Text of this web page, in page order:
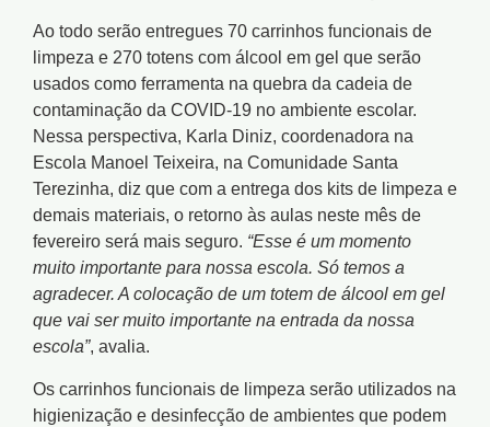
Ao todo serão entregues 70 carrinhos funcionais de
limpeza e 270 totens com álcool em gel que serão
usados como ferramenta na quebra da cadeia de
contaminação da COVID-19 no ambiente escolar.
Nessa perspectiva, Karla Diniz, coordenadora na
Escola Manoel Teixeira, na Comunidade Santa
Terezinha, diz que com a entrega dos kits de limpeza e
demais materiais, o retorno às aulas neste mês de
fevereiro será mais seguro. “Esse é um momento
muito importante para nossa escola. Só temos a
agradecer. A colocação de um totem de álcool em gel
que vai ser muito importante na entrada da nossa
escola”, avalia.
Os carrinhos funcionais de limpeza serão utilizados na
higienização e desinfecção de ambientes que podem